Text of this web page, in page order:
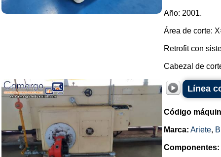
Año: 2001.
Área de corte:
Retrofit con
Cabezal de
Línea
Código
Marca: Ariete,
Componentes: